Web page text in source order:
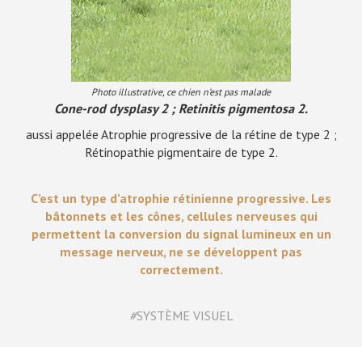
Photo illustrative, ce chien n’est pas malade
Cone-rod dysplasy 2 ; Retinitis pigmentosa 2.
aussi appelée Atrophie progressive de la rétine de type 2 ;
Rétinopathie pigmentaire de type 2.
C’est un type d’atrophie rétinienne progressive. Les
bâtonnets et les cônes, cellules nerveuses qui
permettent la conversion du signal lumineux en un
message nerveux, ne se développent pas
correctement.
#SYSTÈME VISUEL